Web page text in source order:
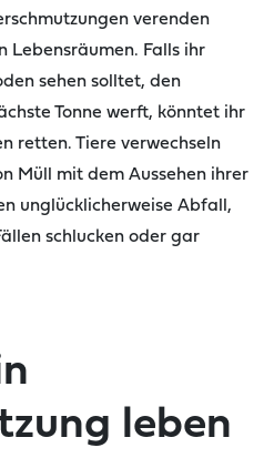
verenden
Lebensräumen. Falls ihr
n sehen solltet, den
Tonne werft, könntet ihr
retten. Tiere verwechseln
Müll mit dem Aussehen ihrer
unglücklicherweise Abfall,
schlucken oder gar
leben